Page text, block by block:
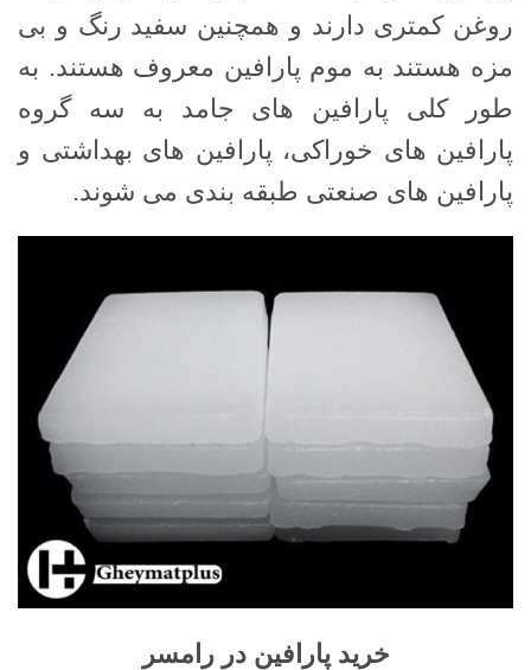
روغن کمتری دارند و همچنین سفید رنگ و بی
مزه هستند به موم پارافین معروف هستند. به
طور کلی پارافین های جامد به سه گروه
پارافین های خوراکی، پارافین های بهداشتی و
پارافین های صنعتی طبقه بندی می شوند.
خرید پارافین در رامسر